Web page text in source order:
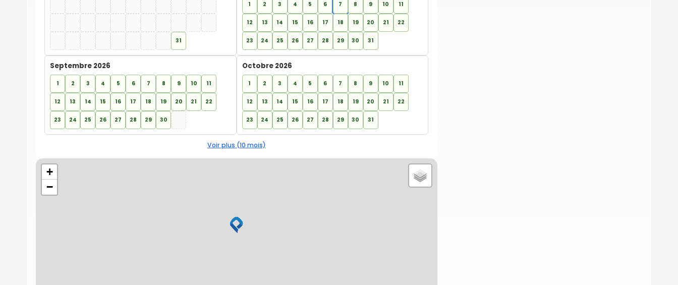
31
1 2 3 4 5 6 7 8 9 10 11
12 13 14 15 16 17 18 19 20 21 22
23 24 25 26 27 28 29 30 31
Septembre 2026
1 2 3 4 5 6 7 8 9 10 11
12 13 14 15 16 17 18 19 20 21 22
23 24 25 26 27 28 29 30
Octobre 2026
1 2 3 4 5 6 7 8 9 10 11
12 13 14 15 16 17 18 19 20 21 22
23 24 25 26 27 28 29 30 31
Voir plus (10 mois)
+
−